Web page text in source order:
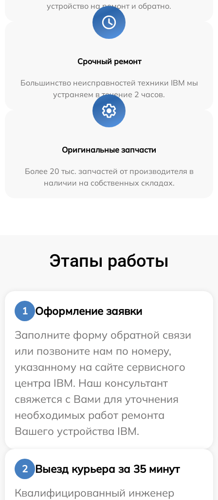
устройство на ремонт и обратно.
Срочный ремонт
Большинство неисправностей техники IBM мы
устраняем в течение 2 часов.
Оригинальные запчасти
Более 20 тыс. запчастей от производителя в
наличии на собственных складах.
Этапы работы
1
Оформление заявки
Заполните форму обратной связи
или позвоните нам по номеру,
указанному на сайте сервисного
центра IBM. Наш консультант
свяжется с Вами для уточнения
необходимых работ ремонта
Вашего устройства IBM.
2
Выезд курьера за 35 минут
Квалифицированный инженер